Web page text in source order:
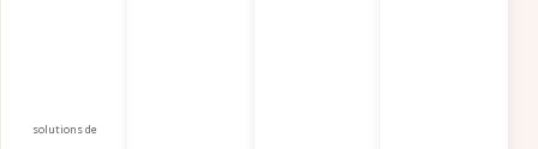
solutions de